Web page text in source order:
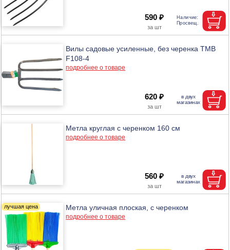
590 ₽
Вилы садовые усиленные, без черенка ТМВ
F108-4
подробнее о товаре
620 ₽
Метла круглая с черенком 160 см
подробнее о товаре
560 ₽
Метла уличная плоская, с черенком
подробнее о товаре